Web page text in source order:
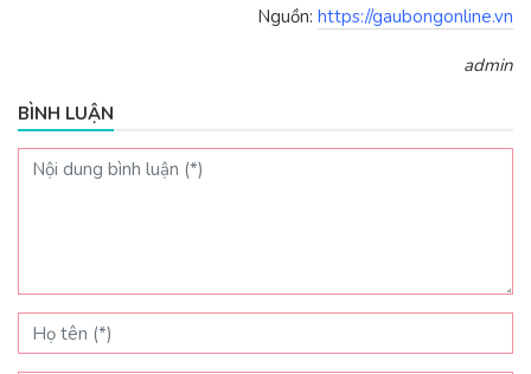
Nguồn: https://gaubongonline.vn
admin
BÌNH LUẬN